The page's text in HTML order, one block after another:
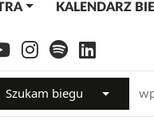
KALENDARZ
Szukam biegu